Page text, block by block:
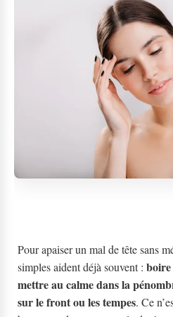
Pour apaiser un mal de tête sans
simples aident déjà souvent : boire
mettre au calme dans la
sur le front ou les tempes. Ce